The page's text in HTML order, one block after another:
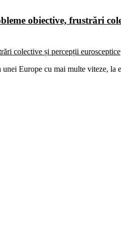
obiective, frustrări
unei Europe cu mai multe viteze,